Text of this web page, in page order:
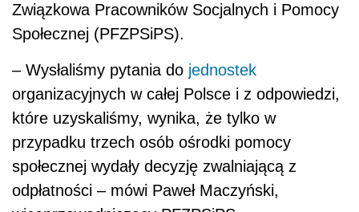
Związkowa Pracowników Socjalnych i Pomocy
Społecznej (PFZPSiPS).
– Wysłaliśmy pytania do jednostek
organizacyjnych w całej Polsce i z odpowiedzi,
które uzyskaliśmy, wynika, że tylko w
przypadku trzech osób ośrodki pomocy
społecznej wydały decyzję zwalniającą z
odpłatności – mówi Paweł Maczyński,